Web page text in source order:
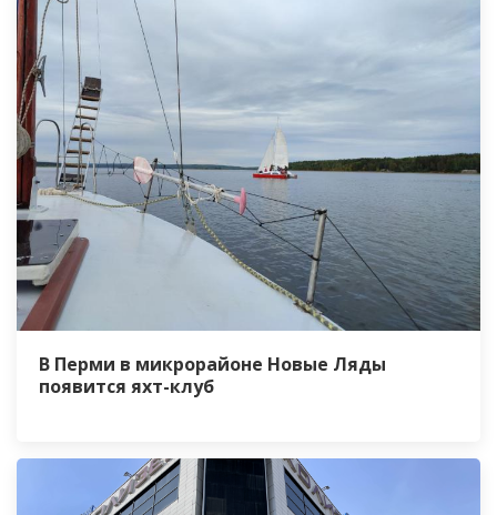
В Перми в микрорайоне Новые Ляды
появится яхт-клуб